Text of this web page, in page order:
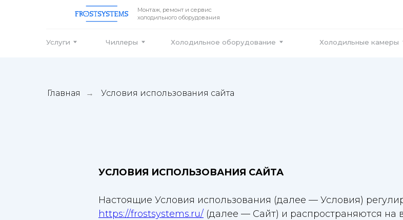
Монтаж, ремонт и сервис
холодильного оборудования
Главная → Условия использования сайта
УСЛОВИЯ ИСПОЛЬЗОВАНИЯ САЙТА
Настоящие Условия использования (далее — Условия)
https://frostsystems.ru/ (далее — Сайт) и распространяются на